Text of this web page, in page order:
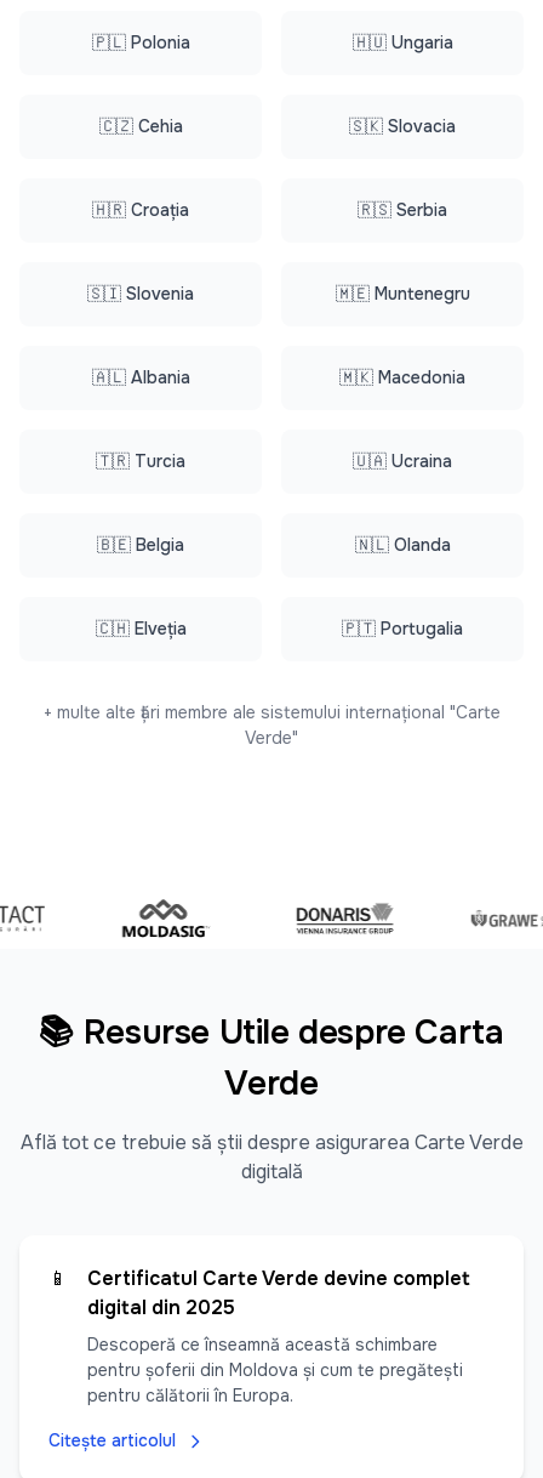
🇵🇱 Polonia 🇭🇺 Ungaria
🇨🇿 Cehia 🇸🇰 Slovacia
🇭🇷 Croația 🇷🇸 Serbia
🇸🇮 Slovenia 🇲🇪 Muntenegru
🇦🇱 Albania 🇲🇰 Macedonia
🇹🇷 Turcia 🇺🇦 Ucraina
🇧🇪 Belgia 🇳🇱 Olanda
🇨🇭 Elveția 🇵🇹 Portugalia
+ multe alte țări membre ale sistemului internațional "Carte
Verde"
📚 Resurse Utile despre Carta
Verde
Află tot ce trebuie să știi despre asigurarea Carte Verde
digitală
📱
Certificatul Carte Verde devine complet
digital din 2025
Descoperă ce înseamnă această schimbare
pentru șoferii din Moldova și cum te pregătești
pentru călătorii în Europa.
Citește articolul